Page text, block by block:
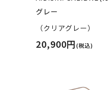
グレー
（クリアグレー）
20,900円(税込)